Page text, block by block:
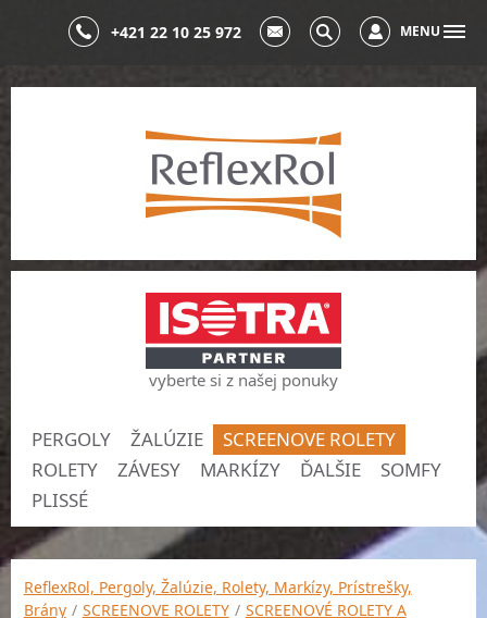
MENU
+421 22 10 25 972
vyberte si z našej ponuky
PERGOLY ŽALÚZIE
SCREENOVE ROLETY
ROLETY
ZÁVESY MARKÍZY ĎALŠIE
SOMFY
PLISSÉ
ReflexRol, Pergoly, Žalúzie, Rolety, Markízy, Prístrešky,
Brány / SCREENOVE ROLETY / SCREENOVÉ ROLETY A